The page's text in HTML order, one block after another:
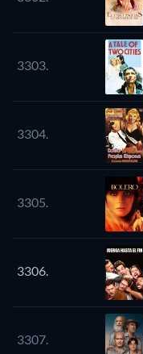
3303.
3304.
3305.
3306.
3307.